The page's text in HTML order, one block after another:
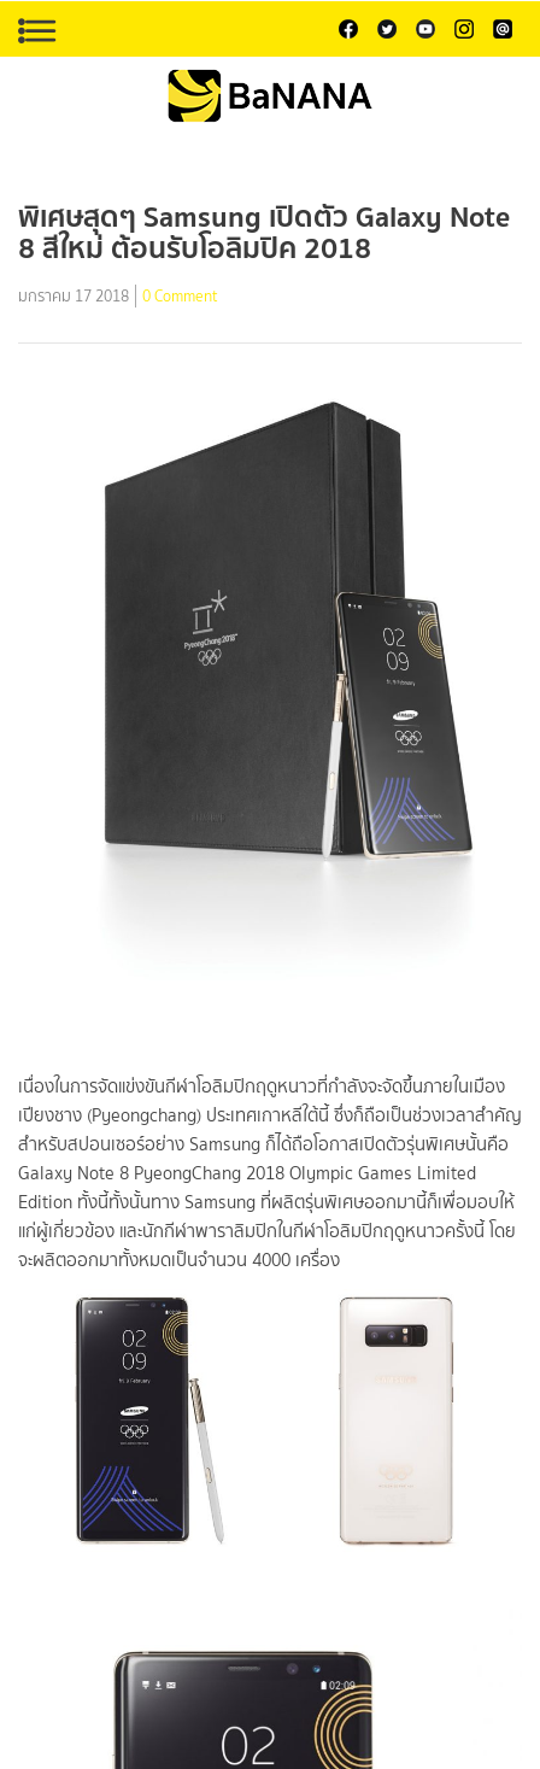
พิเศษสุดๆ Samsung เปิดตัว Galaxy Note
8 สีใหม่ ต้อนรับโอลิมปิค 2018
มกราคม 17 2018 0 Comment
เนื่องในการจัดแข่งขันกีฬาโอลิมปิกฤดูหนาวที่กำลังจะจัดขึ้นภายในเมือง
เปียงชาง (Pyeongchang) ประเทศเกาหลีใต้นี้ ซึ่งก็ถือเป็นช่วงเวลาสำคัญ
สำหรับสปอนเซอร์อย่าง Samsung ก็ได้ถือโอกาสเปิดตัวรุ่นพิเศษนั้นคือ
Galaxy Note 8 PyeongChang 2018 Olympic Games Limited
Edition ทั้งนี้ทั้งนั้นทาง Samsung ที่ผลิตรุ่นพิเศษออกมานี้ก็เพื่อมอบให้
แก่ผู้เกี่ยวข้อง และนักกีฬาพาราลิมปิกในกีฬาโอลิมปิกฤดูหนาวครั้งนี้ โดย
จะผลิตออกมาทั้งหมดเป็นจำนวน 4000 เครื่อง